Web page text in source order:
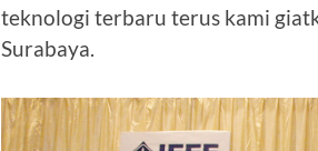
teknologi terbaru terus kami
Surabaya.